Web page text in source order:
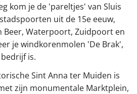
kom je de 'pareltjes' van Sluis
uit de 15e eeuw,
Beer, Waterpoort, Zuidpoort en
je windkorenmolen 'De Brak',
is.
Sint Anna ter Muiden is
zijn monumentale Marktplein,